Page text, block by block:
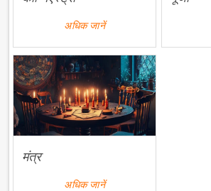
अधिक जानें
मंत्र
अधिक जानें